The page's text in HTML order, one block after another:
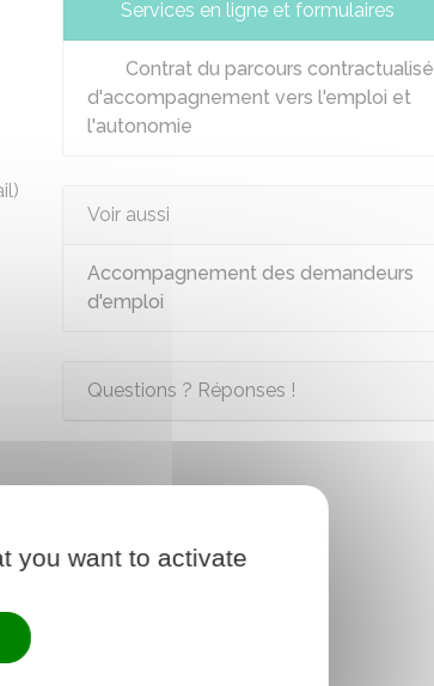
Services en ligne et formulaires
Contrat du parcours contractualisé
d'accompagnement vers l'emploi et
l'autonomie
Voir aussi
Accompagnement des demandeurs
d'emploi
Questions ? Réponses !
you want to activate